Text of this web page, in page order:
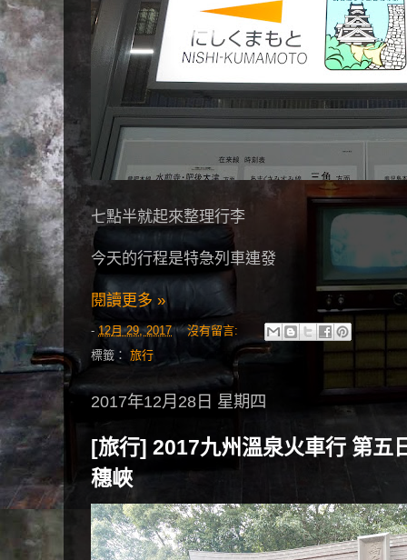
七點半就起來整理行李
今天的行程是特急列車連發
閱讀更多 »
- 12月 29, 2017
沒有留言:
標籤： 旅行
2017年12月28日 星期四
[旅行] 2017九州溫泉火車行 第五
穗峽